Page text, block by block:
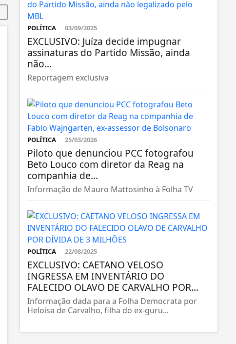
POLÍTICA 03/09/2025
EXCLUSIVO: Juíza decide impugnar
assinaturas do Partido Missão, ainda
não...
Reportagem exclusiva
POLÍTICA 25/03/2026
Piloto que denunciou PCC fotografou
Beto Louco com diretor da Reag na
companhia de...
Informação de Mauro Mattosinho à Folha TV
POLÍTICA 22/08/2025
EXCLUSIVO: CAETANO VELOSO
INGRESSA EM INVENTÁRIO DO
FALECIDO OLAVO DE CARVALHO POR...
Informação dada para a Folha Democrata por
Heloisa de Carvalho, filha do ex-guru...